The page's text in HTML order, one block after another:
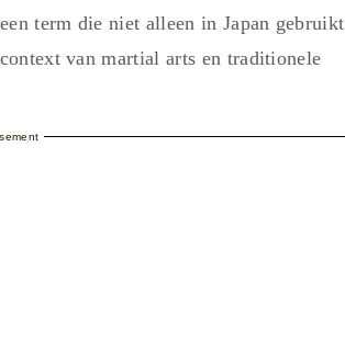
term die niet alleen in Japan gebruikt
van martial arts en traditionele